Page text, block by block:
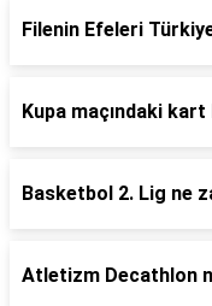
Filenin Efeleri
Kupa maçındaki
Basketbol 2. Lig ne
Atletizm Decathlon